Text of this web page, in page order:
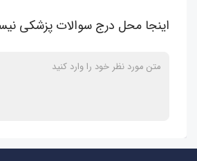
اینجا محل درج سوالات پزشکی